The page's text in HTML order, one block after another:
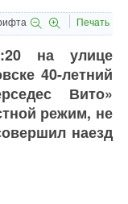
Печать
на улице
40-летний
Вито»
режим, не
наезд